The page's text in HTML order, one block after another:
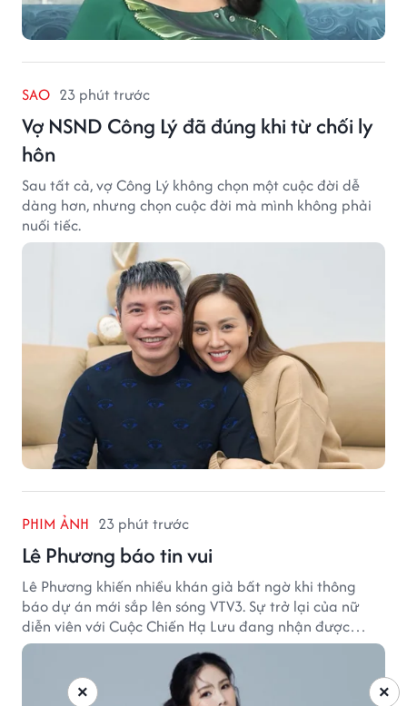
SAO 23 phút trước
Vợ NSND Công Lý đã đúng khi từ chối ly
hôn
Sau tất cả, vợ Công Lý không chọn một cuộc đời dễ
dàng hơn, nhưng chọn cuộc đời mà mình không phải
nuối tiếc.
PHIM ẢNH 23 phút trước
Lê Phương báo tin vui
Lê Phương khiến nhiều khán giả bất ngờ khi thông
báo dự án mới sắp lên sóng VTV3. Sự trở lại của nữ
diễn viên với Cuộc Chiến Hạ Lưu đang nhận được
nhiều sự quan tâm.
×
×